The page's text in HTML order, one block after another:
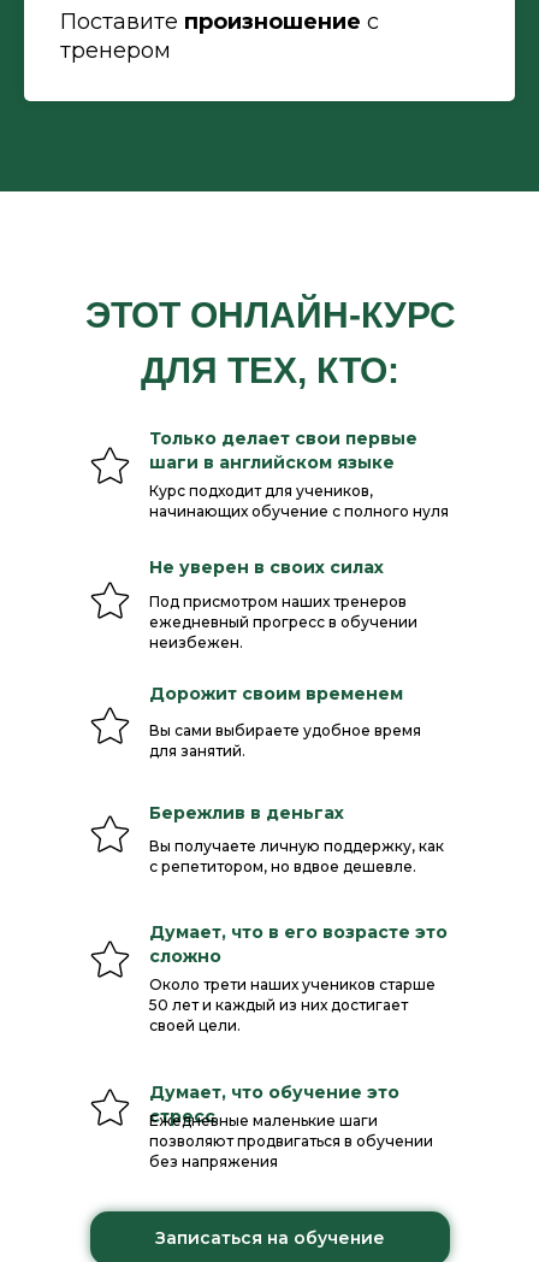
Поставите произношение с
тренером
Курс подходит для учеников,
начинающих обучение с полного нуля
Только делает свои первые
шаги в английском языке
ЭТОТ ОНЛАЙН-КУРС
ДЛЯ ТЕХ, КТО:
Не уверен в своих силах
Под присмотром наших тренеров
ежедневный прогресс в обучении
неизбежен.
Дорожит своим временем
Вы сами выбираете удобное время
для занятий.
Бережлив в деньгах
Вы получаете личную поддержку, как
с репетитором, но вдвое дешевле.
Думает, что в его возрасте это
сложно
Около трети наших учеников старше
50 лет и каждый из них достигает
своей цели.
Думает, что обучение это
стресс
Ежедневные маленькие шаги
позволяют продвигаться в обучении
без напряжения
Записаться на обучение